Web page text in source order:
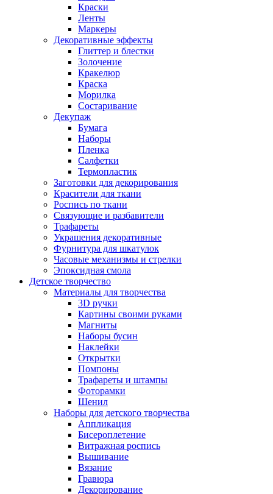
Краски
Ленты
Маркеры
Декоративные эффекты
Глиттер и блестки
Золочение
Кракелюр
Краска
Морилка
Состаривание
Декупаж
Бумага
Наборы
Пленка
Салфетки
Термопластик
Заготовки для декорирования
Красители для ткани
Роспись по ткани
Связующие и разбавители
Трафареты
Украшения декоративные
Фурнитура для шкатулок
Часовые механизмы и стрелки
Эпоксидная смола
Детское творчество
Материалы для творчества
3D ручки
Картины своими руками
Магниты
Наборы бусин
Наклейки
Открытки
Помпоны
Трафареты и штампы
Фоторамки
Шенил
Наборы для детского творчества
Аппликация
Бисероплетение
Витражная роспись
Вышивание
Вязание
Гравюра
Декорирование